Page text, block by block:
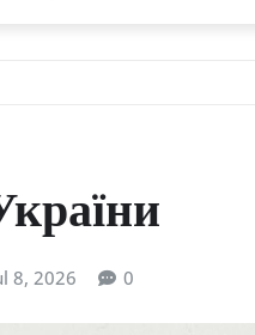
8, 2026 0